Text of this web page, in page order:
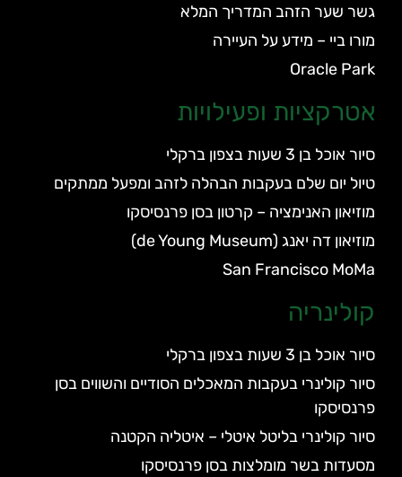
גשר שער הזהב המדריך המלא
מורו ביי – מידע על העיירה
Oracle Park
אטרקציות ופעילויות
סיור אוכל בן 3 שעות בצפון ברקלי
טיול יום שלם בעקבות הבהלה לזהב ומפעל ממתקים
מוזיאון האנימציה – קרטון בסן פרנסיסקו
מוזיאון דה יאנג (de Young Museum)
San Francisco MoMa
קולינריה
סיור אוכל בן 3 שעות בצפון ברקלי
סיור קולינרי בעקבות המאכלים הסודיים והשווים בסן
פרנסיסקו
סיור קולינרי בליטל איטלי – איטליה הקטנה
מסעדות בשר מומלצות בסן פרנסיסקו